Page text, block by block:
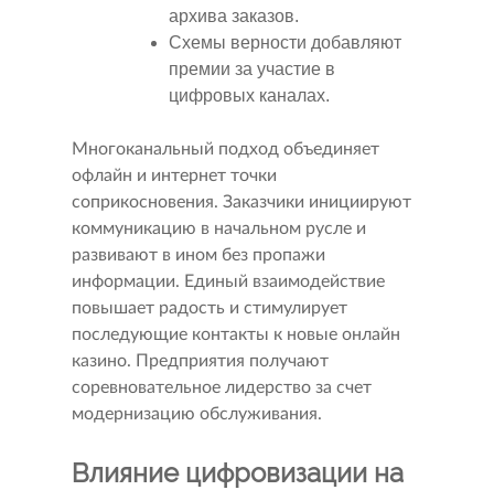
архива заказов.
Схемы верности добавляют
премии за участие в
цифровых каналах.
Многоканальный подход объединяет
офлайн и интернет точки
соприкосновения. Заказчики инициируют
коммуникацию в начальном русле и
развивают в ином без пропажи
информации. Единый взаимодействие
повышает радость и стимулирует
последующие контакты к новые онлайн
казино. Предприятия получают
соревновательное лидерство за счет
модернизацию обслуживания.
Влияние цифровизации на